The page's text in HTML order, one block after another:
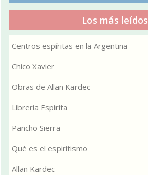
Los más leídos
Centros espíritas en la Argentina
Chico Xavier
Obras de Allan Kardec
Librería Espírita
Pancho Sierra
Qué es el espiritismo
Allan Kardec